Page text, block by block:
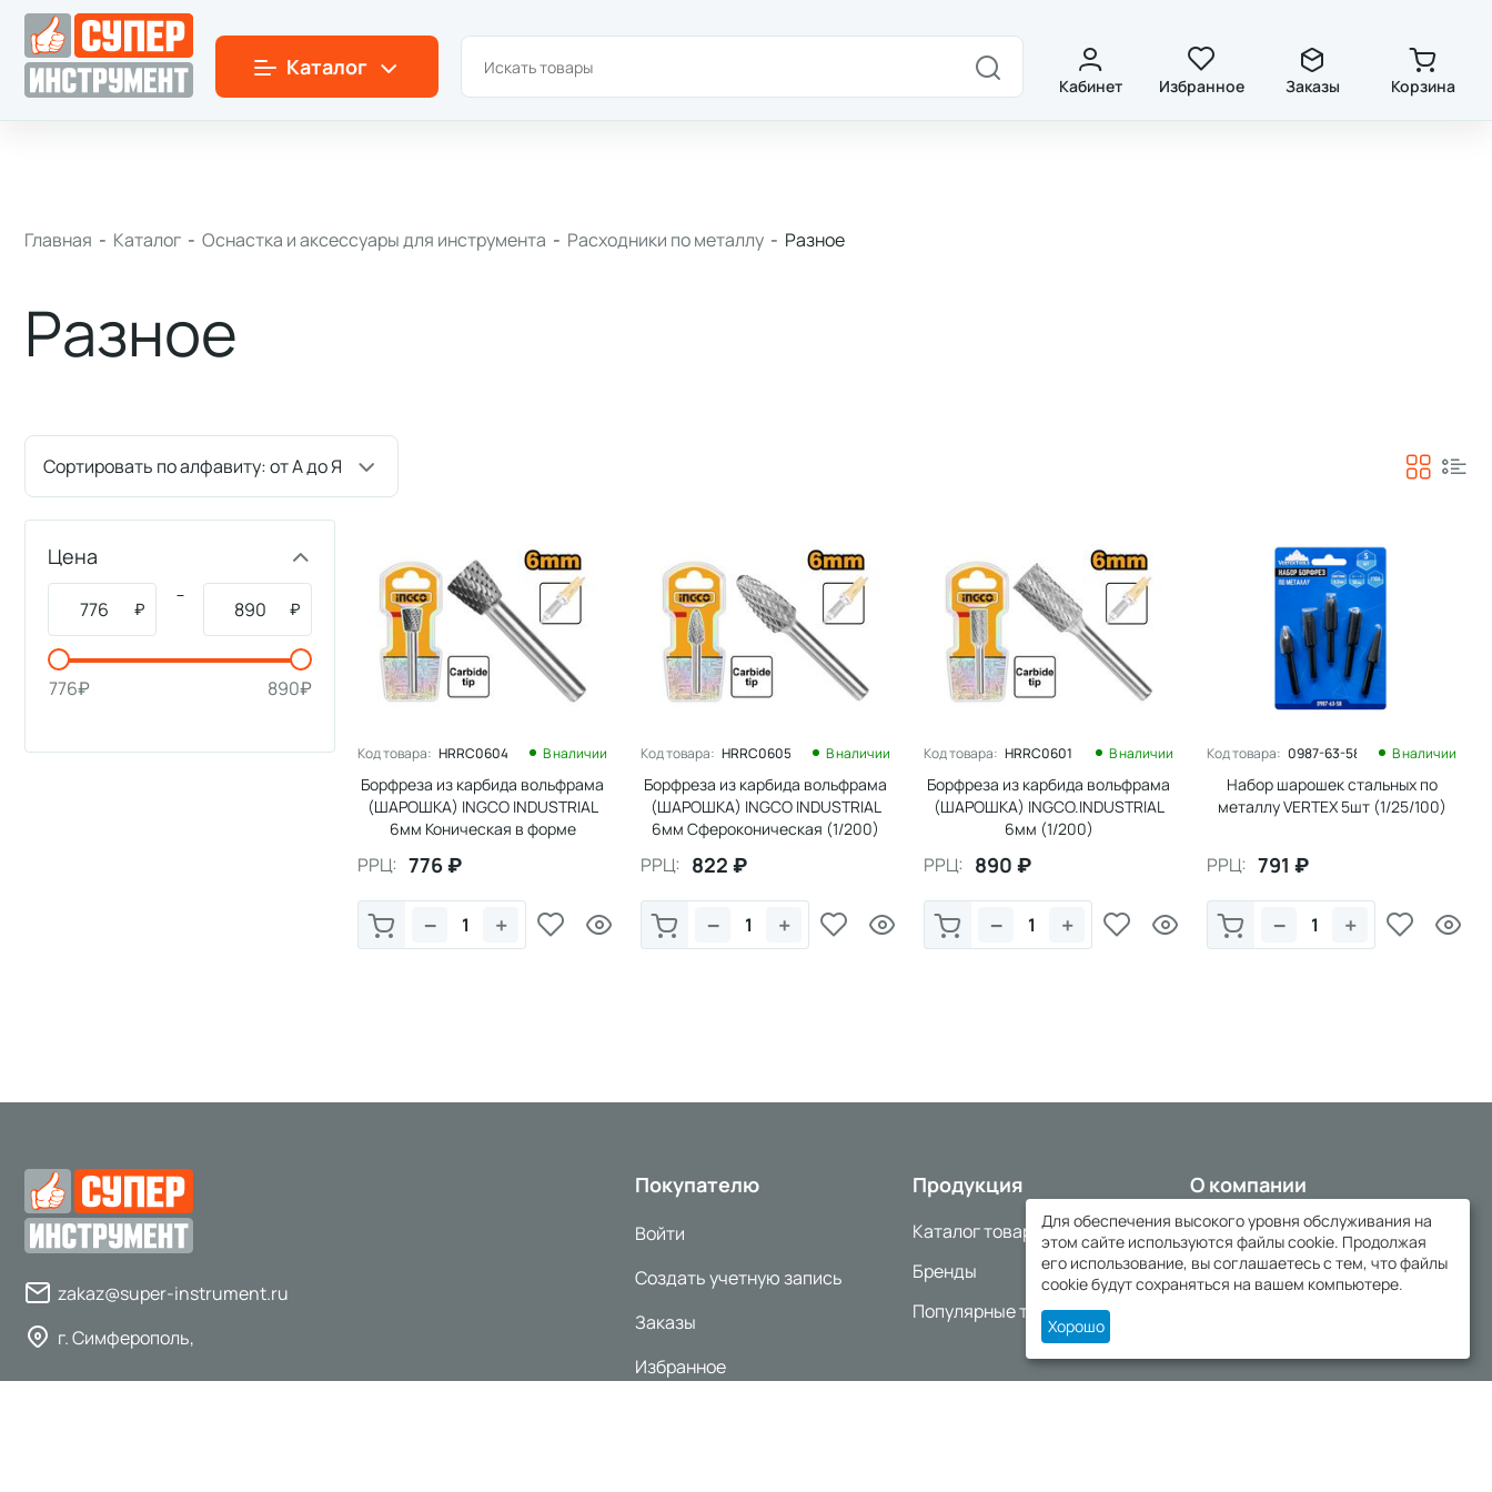
Симферополь
Каталог
Кабинет Избранное Заказы Корзина
Главная - Каталог - Оснастка и аксессуары для инструмента - Расходники по металлу - Разное
Цена
₽
–
₽
776₽ 890₽
Разное
Сортировать по алфавиту: от А до Я
Код товара: HRRC0604 В наличии
Борфреза из карбида вольфрама
(ШАРОШКА) INGCO INDUSTRIAL
6мм Коническая в форме
РРЦ: 776₽
+
−
Код товара: HRRC0605 В наличии
Борфреза из карбида вольфрама
(ШАРОШКА) INGCO INDUSTRIAL
6мм Сфероконическая (1/200)
РРЦ: 822 ₽
+
−
Код товара: HRRC0601 В наличии
Борфреза из карбида вольфрама
(ШАРОШКА) INGCO.INDUSTRIAL
6мм (1/200)
РРЦ: 890 ₽
+
−
Код товара: 0987-63-58 В наличии
Набор шарошек стальных по
металлу VERTEX 5шт (1/25/100)
РРЦ: 791 ₽
+
−
zakaz@super-instrument.ru
г. Симферополь,
Покупателю
Войти
Создать учетную запись
Заказы
Избранное
Продукция
Каталог товаров
Бренды
Популярные товары
О компании
О нас
Доставка и оплата
Для обеспечения высокого уровня обслуживания на
этом сайте используются файлы cookie. Продолжая
его использование, вы соглашаетесь с тем, что файлы
cookie будут сохраняться на вашем компьютере.
Хорошо